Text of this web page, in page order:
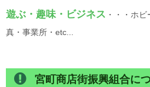
遊ぶ・趣味・ビジネス ・・・ホ
真・事業所・etc...
宮町商店街振興組合に